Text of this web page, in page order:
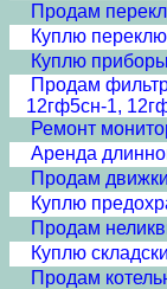
Продам
Куплю
Куплю
Продам
12гф5сн-1,
Ремонт
Аренда
Продам
Куплю
Продам
Куплю
Продам